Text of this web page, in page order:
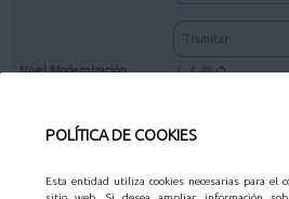
POLÍTICA DE COOKIES
Esta entidad utiliza cookies necesarias para el
Tramitar
Solicitud de